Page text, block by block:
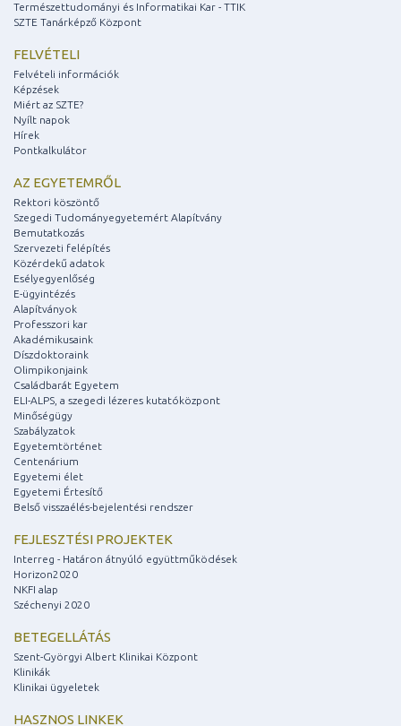
Természettudományi és Informatikai Kar - TTIK
SZTE Tanárképző Központ
FELVÉTELI
Felvételi információk
Képzések
Miért az SZTE?
Nyílt napok
Hírek
Pontkalkulátor
AZ EGYETEMRŐL
Rektori köszöntő
Szegedi Tudományegyetemért Alapítvány
Bemutatkozás
Szervezeti felépítés
Közérdekű adatok
Esélyegyenlőség
E-ügyintézés
Alapítványok
Professzori kar
Akadémikusaink
Díszdoktoraink
Olimpikonjaink
Családbarát Egyetem
ELI-ALPS, a szegedi lézeres kutatóközpont
Minőségügy
Szabályzatok
Egyetemtörténet
Centenárium
Egyetemi élet
Egyetemi Értesítő
Belső visszaélés-bejelentési rendszer
FEJLESZTÉSI PROJEKTEK
Interreg - Határon átnyúló együttműködések
Horizon2020
NKFI alap
Széchenyi 2020
BETEGELLÁTÁS
Szent-Györgyi Albert Klinikai Központ
Klinikák
Klinikai ügyeletek
HASZNOS LINKEK